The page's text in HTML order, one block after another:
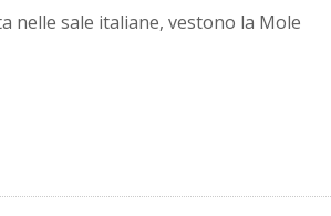
nelle sale italiane, vestono la Mole